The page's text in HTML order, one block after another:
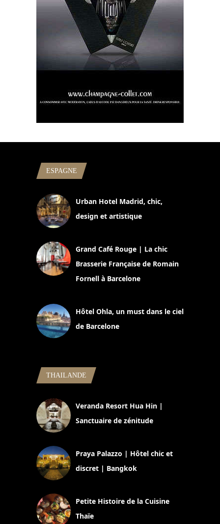
ESPAGNE
Urban Hotel Madrid, chic,
design et artistique
Grand Café Rouge | La chic
Brasserie Française de Romain
Fornell à Barcelone
Hôtel Ohla, un must dans le ciel
de Barcelone
THAILANDE
Veranda Resort Hua Hin |
Sanctuaire de zénitude
Praya Palazzo | Hôtel chic et
discret | Bangkok
Petite Histoire de la Cuisine
Thaïe